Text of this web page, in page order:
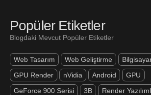
Popüler Etiketler
Blogdaki Mevcut Popüler Etiketler
Web Tasarım Web Geliştirme
GPU Render
nVidia Android
GPU
GeForce 900 Serisi
3B Render